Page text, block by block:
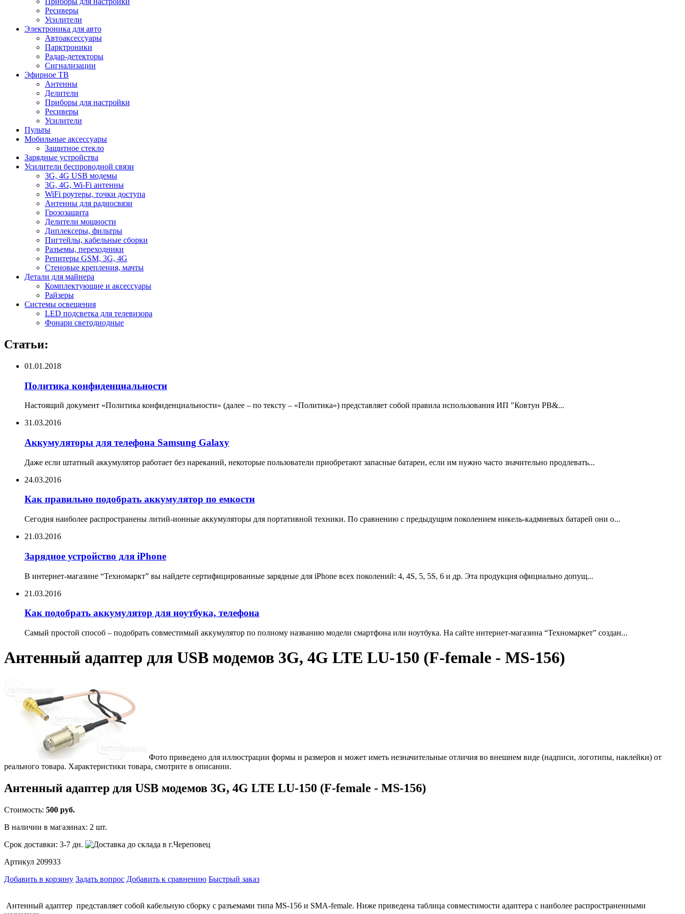
Ресиверы
Усилители
Электроника для авто
Автоаксессуары
Парктроники
Радар-детекторы
Сигнализации
Эфирное ТВ
Антенны
Делители
Приборы для настройки
Ресиверы
Усилители
Пульты
Мобильные аксессуары
Защитное стекло
Зарядные устройства
Усилители беспроводной связи
3G, 4G USB модемы
3G, 4G, Wi-Fi антенны
WiFi роутеры, точки доступа
Антенны для радиосвязи
Грозозащита
Делители мощности
Диплексеры, фильтры
Пигтейлы, кабельные сборки
Разъемы, переходники
Репитеры GSM, 3G, 4G
Стеновые крепления, мачты
Детали для майнера
Комплектующие и аксессуары
Райзеры
Системы освещения
LED подсветка для телевизора
Фонари светодиодные
Статьи:
01.01.2018
Политика конфиденциальности
Настоящий документ «Политика конфиденциальности» (далее – по тексту – «Политика») представляет собой правила использования ИП "Ковтун РВ&...
31.03.2016
Аккумуляторы для телефона Samsung Galaxy
Даже если штатный аккумулятор работает без нареканий, некоторые пользователи приобретают запасные батареи, если им нужно часто значительно продлевать...
24.03.2016
Как правильно подобрать аккумулятор по емкости
Сегодня наиболее распространены литий-ионные аккумуляторы для портативной техники. По сравнению с предыдущим поколением никель-кадмиевых батарей они о...
21.03.2016
Зарядное устройство для iPhone
В интернет-магазине “Техномаркт” вы найдете сертифицированные зарядные для iPhone всех поколений: 4, 4S, 5, 5S, 6 и др. Эта продукция официально допущ...
21.03.2016
Как подобрать аккумулятор для ноутбука, телефона
Самый простой способ – подобрать совместимый аккумулятор по полному названию модели смартфона или ноутбука. На сайте интернет-магазина “Техномаркет” создан...
Антенный адаптер для USB модемов 3G, 4G LTE LU-150 (F-female - MS-156)
Фото приведено для иллюстрации формы и размеров и может иметь незначительные отличия во внешнем виде (надписи, логотипы, наклейки) от
реального товара. Характеристики товара, смотрите в описании.
Антенный адаптер для USB модемов 3G, 4G LTE LU-150 (F-female - MS-156)
Стоимость: 500 руб.
В наличии в магазинах: 2 шт.
Срок доставки: 3-7 дн.
Артикул 209933
Добавить в корзину Задать вопрос Добавить к сравнению Быстрый заказ
Антенный адаптер представляет собой кабельную сборку с разъемами типа MS-156 и SMA-female. Ниже приведена таблица совместимости адаптера с наиболее распространенными